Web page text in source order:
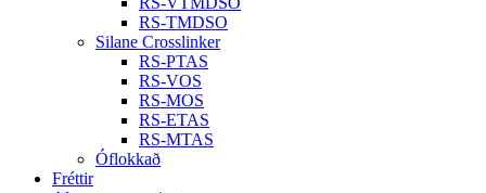
RS-TMDSO
Silane Crosslinker
RS-PTAS
RS-VOS
RS-MOS
RS-ETAS
RS-MTAS
Óflokkað
Fréttir